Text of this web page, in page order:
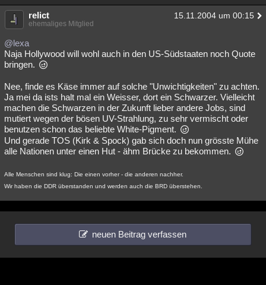
relict 15.11.2004 um 00:15
ehemaliges Mitglied
@lexa
Naja Hollywood will wohl auch in den US-Südstaaten noch Quote
bringen.
Nee, finde es Käse immer auf solche "Unwichtigkeiten" zu achten.
Ja mei da ists halt mal ein Weisser, dort ein Schwarzer. Vielleicht
machen die Schwarzen in der Zukunft lieber andere Jobs, sind
mutiert wegen der bösen UV-Strahlung, zu sehr vermischt oder
benutzen schon das beliebte White-Pigment.
Und gerade TOS (Kirk & Spock) gab sich doch nun grösste Mühe
alle Nationen unter einen Hut - ähm Brücke zu bekommen.
Alle Menschen sind klug: Die einen vorher - die anderen nachher.
Wir haben die DDR überstanden und werden auch die BRD überstehen.
neuen Beitrag verfassen